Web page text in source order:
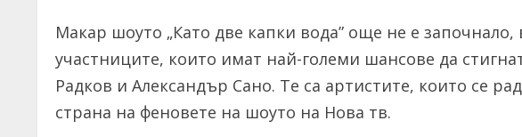
Макар шоуто „Като две капки вода” още не е
участниците, които имат най-големи шансове да
Радков и Александър Сано. Те са артистите, които се
страна на феновете на шоуто на Нова тв.